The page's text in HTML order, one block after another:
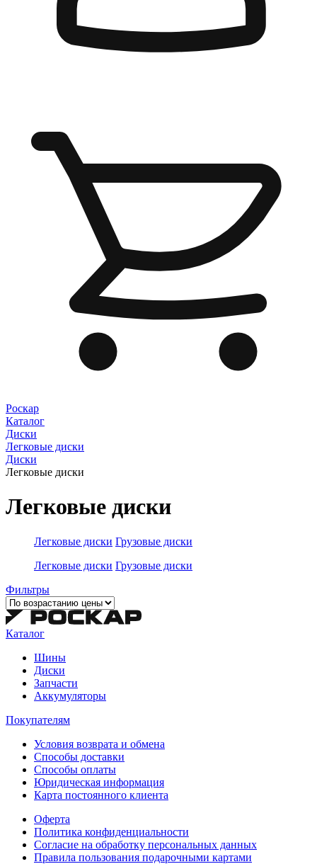
Роскар
Каталог
Диски
Легковые диски
Диски
Легковые диски
Легковые диски
Легковые диски Грузовые диски
Легковые диски Грузовые диски
Фильтры
Каталог
Шины
Диски
Запчасти
Аккумуляторы
Покупателям
Условия возврата и обмена
Способы доставки
Способы оплаты
Юридическая информация
Карта постоянного клиента
Оферта
Политика конфиденциальности
Согласие на обработку персональных данных
Правила пользования подарочными картами